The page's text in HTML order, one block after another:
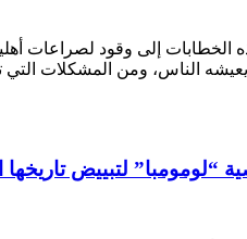
الخطابات إلى وقود لصراعات
الناس، ومن المشكلات التي
“لومومبا” لتبييض تاريخها